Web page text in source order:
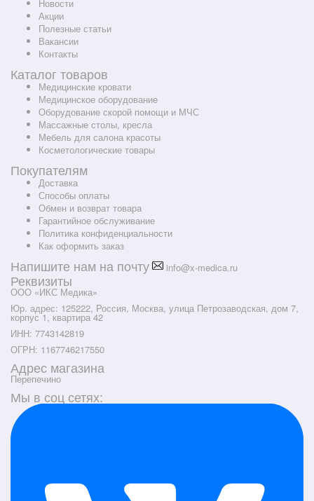
Новости
Акции
Полезные статьи
Вакансии
Контакты
Каталог товаров
Медицинские кровати
Медицинское оборудование
Оборудование скорой помощи и МЧС
Массажные столы, кресла
Мебель для салона красоты
Косметологические товары
Покупателям
Доставка
Способы оплаты
Обмен и возврат товара
Гарантийное обслуживание
Политика конфиденциальности
Как оформить заказ
Напишите нам на почту info@x-medica.ru
Реквизиты
ООО «ИКС Медика»
Юр. адрес: 125222, Россия, Москва, улица Петрозаводская, дом 7,
корпус 1, квартира 42
ИНН: 7743142819
ОГРН: 1167746217550
Адрес магазина
Перепечино
Мы в соц сетях: